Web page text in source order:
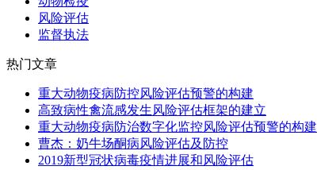
风险评估
监督执法
热门文章
重大动物疫病防控风险评估预警的构建
高致病性禽流感发生风险评估框架的建立
重大动物疫病防治数字化监控风险评估预警的构建
曹杰：奶牛场酮病风险评估及防控
2019新型冠状病毒疫情进展和风险评估